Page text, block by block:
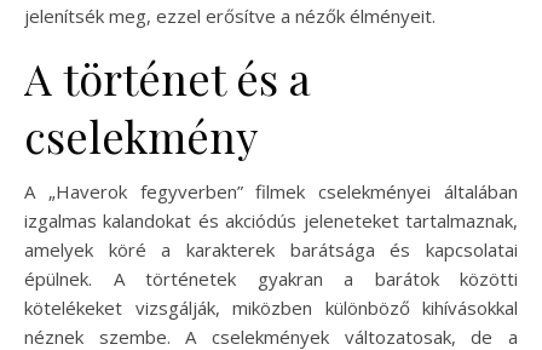
jelenítsék meg, ezzel erősítve a nézők élményeit.
A történet és a
cselekmény
A „Haverok fegyverben” filmek cselekményei általában
izgalmas kalandokat és akciódús jeleneteket tartalmaznak,
amelyek köré a karakterek barátsága és kapcsolatai
épülnek. A történetek gyakran a barátok közötti
kötelékeket vizsgálják, miközben különböző kihívásokkal
néznek szembe. A cselekmények változatosak, de a